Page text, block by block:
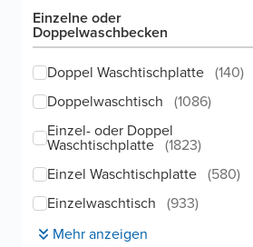
Einzelne oder
Doppelwaschbecken
Doppel Waschtischplatte (140)
Doppelwaschtisch (1086)
Einzel- oder Doppel
Waschtischplatte (1823)
Einzel Waschtischplatte (580)
Einzelwaschtisch (933)
Mehr anzeigen